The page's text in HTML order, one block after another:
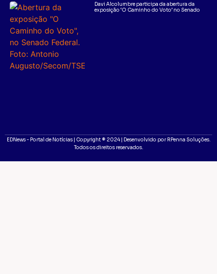
Davi Alcolumbre participa da abertura da
exposição ‘O Caminho do Voto’ no Senado
EDNews - Portal de Notícias | Copyright ® 2024 | Desenvolvido por RPenna Soluções.
Todos os direitos reservados.